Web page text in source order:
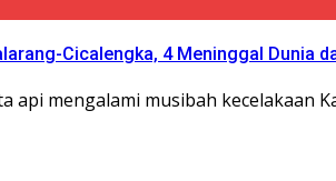
Cicalengka, 4 Meninggal Dunia
api mengalami musibah kecelakaan